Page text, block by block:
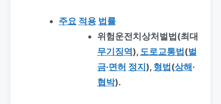
주요 적용 법률
위험운전치상처벌법(최대
무기징역), 도로교통법 (벌
금·면허 정지 ), 형법 (상해 ·
협박).